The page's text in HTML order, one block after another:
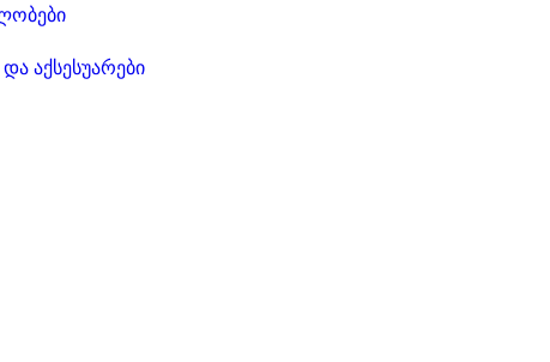
აქსესუარები